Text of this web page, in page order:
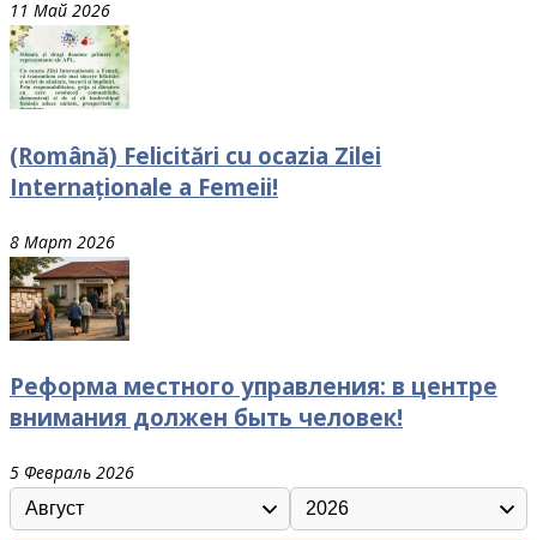
11 Май 2026
(Română) Felicitări cu ocazia Zilei
Internaționale a Femeii!
8 Март 2026
Реформа местного управления: в центре
внимания должен быть человек!
5 Февраль 2026